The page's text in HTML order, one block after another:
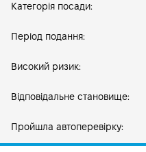
Категорія посади:
Період подання:
Високий ризик:
Відповідальне становище:
Пройшла автоперевірку: